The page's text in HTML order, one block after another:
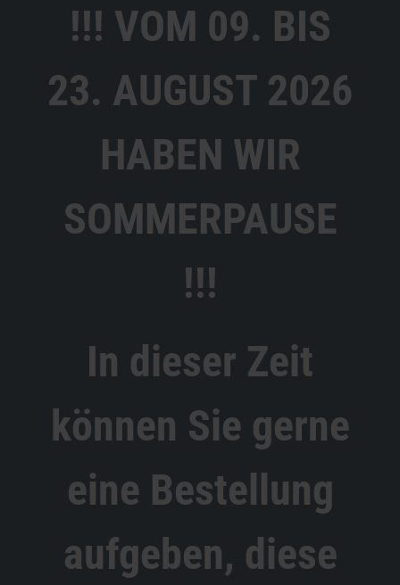
!!! VOM 09. BIS
23. AUGUST 2026
HABEN WIR
SOMMERPAUSE
!!!
In dieser Zeit
können Sie gerne
eine Bestellung
aufgeben, diese